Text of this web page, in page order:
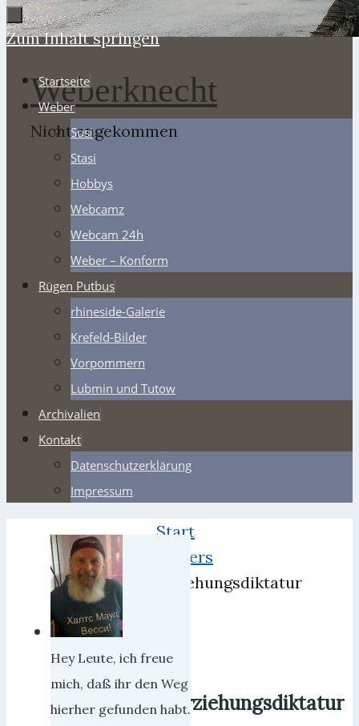
Weberknecht
Nicht angekommen
Zum Inhalt springen
Startseite
Weber
Susi
Stasi
Hobbys
Webcamz
Webcam 24h
Weber – Konform
Rügen Putbus
rhineside-Galerie
Krefeld-Bilder
Vorpommern
Lubmin und Tutow
Archivalien
Kontakt
Datenschutzerklärung
Impressum
Start
Webers
Erziehungsdiktatur
USA
Erziehungsdiktatur
Hey Leute, ich freue
mich, daß ihr den Weg
hierher gefunden habt.